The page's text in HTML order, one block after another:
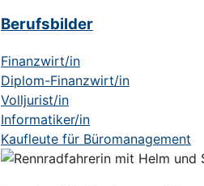
Berufsbilder
Finanzwirt/in
Diplom-Finanzwirt/in
Volljurist/in
Informatiker/in
Kaufleute für Büromanagement